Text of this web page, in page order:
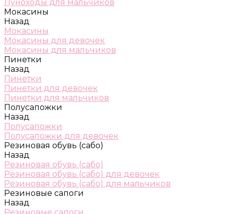
Луноходы для мальчиков
Мокасины
Назад
Мокасины
Мокасины для девочек
Мокасины для мальчиков
Пинетки
Назад
Пинетки
Пинетки для девочек
Пинетки для мальчиков
Полусапожки
Назад
Полусапожки
Полусапожки для девочек
Резиновая обувь (сабо)
Назад
Резиновая обувь (сабо)
Резиновая обувь (сабо) для девочек
Резиновая обувь (сабо) для мальчиков
Резиновые сапоги
Назад